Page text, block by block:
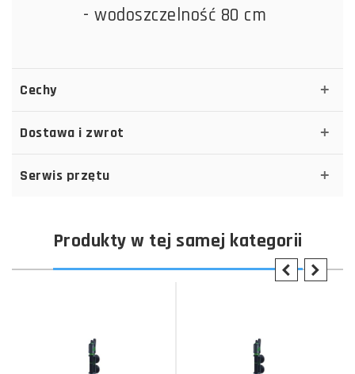
- wodoszczelność 80 cm
Cechy
Dostawa i zwrot
Serwis przętu
Produkty w tej samej kategorii